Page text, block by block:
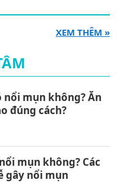
XEM THÊM »
nổi mụn không? Ăn
đúng cách?
mụn không? Các
gây nổi mụn